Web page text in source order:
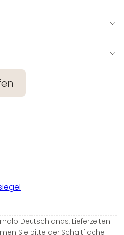
Deutschlands, Lieferzeiten
Sie bitte der Schaltfläche